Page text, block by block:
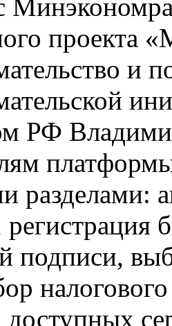
проекта
и
РФ
разделами:
подписи,
доступных